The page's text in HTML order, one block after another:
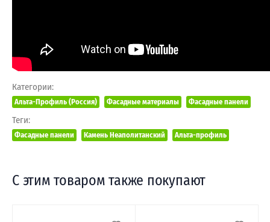
Категории:
Альта-Профиль (Россия) Фасадные материалы Фасадные панели
Теги:
Фасадные панели Камень Неаполитанский Альта-профиль
С этим товаром также покупают